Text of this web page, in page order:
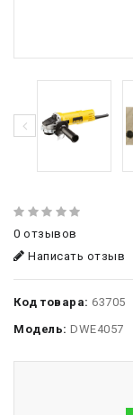
0 отзывов
Написать отзыв
Код товара: 63705
Модель: DWE4057